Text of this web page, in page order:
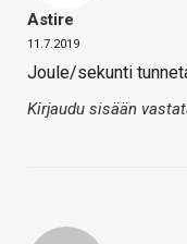
Astire
11.7.2019
Joule/sekunti
Kirjaudu sisään